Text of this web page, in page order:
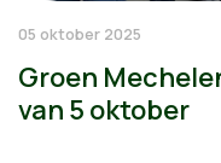
05 oktober 2025
Groen
van 5 oktober